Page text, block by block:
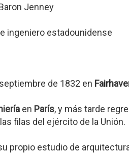
Jenney
ingeniero estadounidense
de 1832 en
en París, y más tarde
filas del ejército de la Unión.
propio estudio de